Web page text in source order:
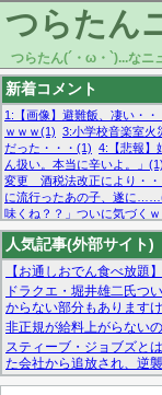
つらたん
つらたん(´・ω・`)...なニ
新着コメント
1:【画像】避難飯、凄い・・
ｗｗｗ(1) 3:小学校音楽室火
だった・・・(1) 4:【悲報】
ん扱い。本当に辛いよ。」(1)
変更 酒税法改正により・・
に流行ったあの子、遂に
味くね？？」ついに気づく
る・・・(1) 9:欧州委員長「
足、限界突破 52%「正社
人気記事(外部サイト)
【お通しおでん食べ放題
ドラクエ・堀井雄二氏つ
からない部分もありますけ
非正規が給料上がらない
スティーブ・ジョブズと
た会社から追放され、逆
マーベル帝国、まさかの